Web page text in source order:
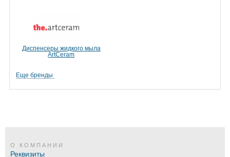
Диспенсеры жидкого мыла
ArtCeram
Еще бренды
О КОМПАНИИ
Реквизиты